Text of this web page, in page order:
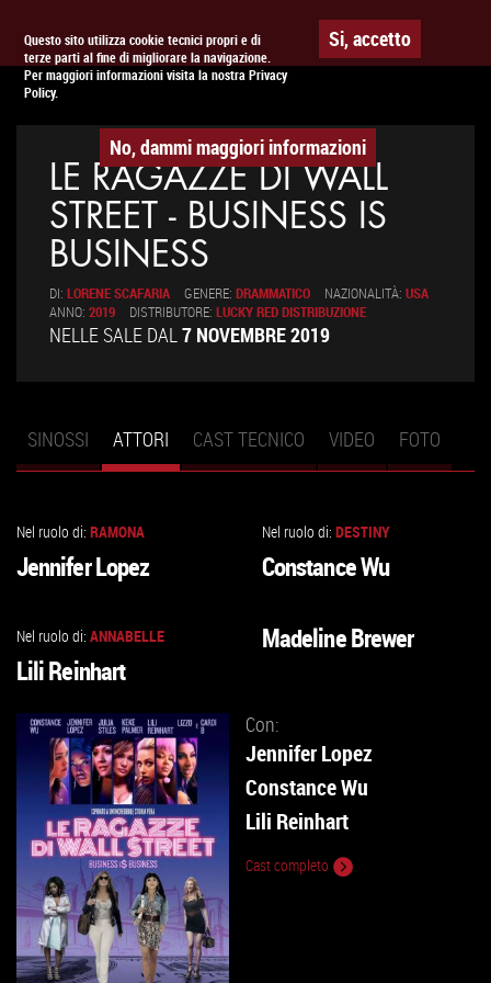
Questo sito utilizza cookie tecnici propri e di
terze parti al fine di migliorare la navigazione.
Per maggiori informazioni visita la nostra Privacy
Policy.
Si, accetto
No, dammi maggiori informazioni
APPUNTAMENTO AL CINEMA
LE RAGAZZE DI WALL
STREET - BUSINESS IS
BUSINESS
DI: LORENE SCAFARIA GENERE: DRAMMATICO NAZIONALITÀ: USA
ANNO: 2019 DISTRIBUTORE: LUCKY RED DISTRIBUZIONE
NELLE SALE DAL7 NOVEMBRE 2019
Schede primarie
SINOSSI ATTORI (SCHEDA
ATTIVA)
CAST TECNICO VIDEO FOTO
ALLA
Nel ruolo di: RAMONA
Jennifer Lopez
ALLA
Nel ruolo di: DESTINY
Constance Wu
ALLA
Nel ruolo di: ANNABELLE
Lili Reinhart
VAI
Madeline Brewer
Con:
Jennifer Lopez
Constance Wu
Lili Reinhart
Cast completo